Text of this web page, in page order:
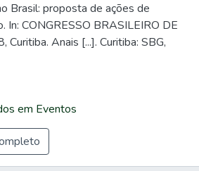
Brasil: proposta de ações de
In: CONGRESSO BRASILEIRO DE
Curitiba. Anais [...]. Curitiba: SBG,
em Eventos